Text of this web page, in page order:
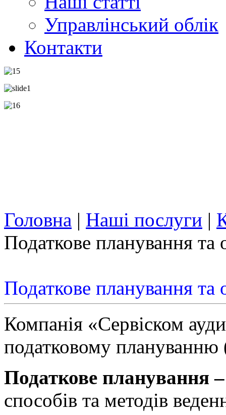
Управлінський облік
Контакти
Головна | Наші послуги |
Податкове планування та
Податкове планування та
Компанія «Сервіском
податковому плануванню
Податкове планування
способів та методів